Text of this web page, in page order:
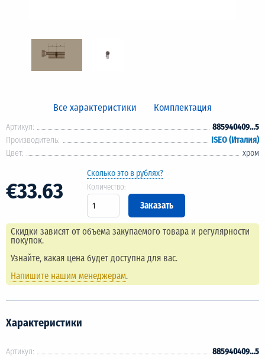
Все характеристики Комплектация
Артикул:
885940409...5
Производитель:
ISEO (Италия)
Цвет:
хром
€33.63
Сколько это в рублях?
Количество:
Скидки зависят от объема закупаемого товара и регулярности
покупок.
Узнайте, какая цена будет доступна для вас.
Напишите нашим менеджерам.
Характеристики
Артикул:
885940409...5